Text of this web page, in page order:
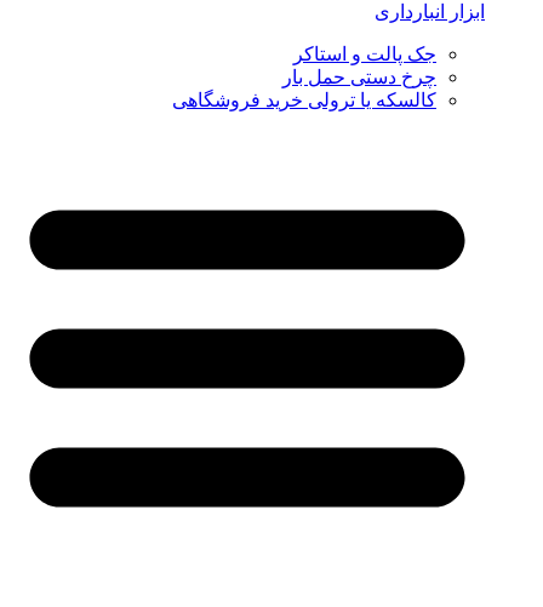
ابزار انبارداری
جک پالت و استاکر
چرخ دستی حمل بار
کالسکه یا ترولی خرید فروشگاهی